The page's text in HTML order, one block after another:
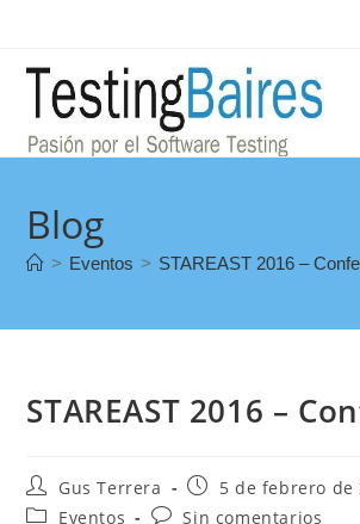
Blog
> Eventos > STAREAST 2016 –
STAREAST 2016 –
Gus Terrera
5 de febrero de
Eventos
Sin comentarios